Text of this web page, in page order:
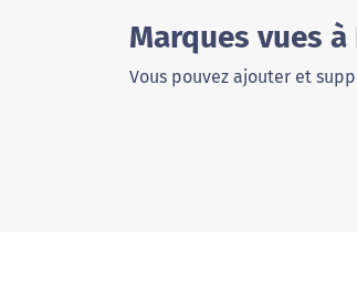
Marques vues
Vous pouvez ajouter et